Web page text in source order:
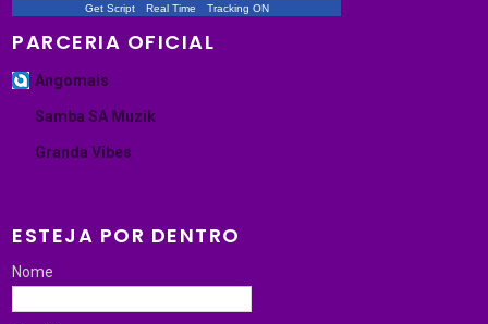
Get Script Real Time Tracking ON
PARCERIA OFICIAL
Angomais
Samba SA Muzik
Granda Vibes
ESTEJA POR DENTRO
Nome